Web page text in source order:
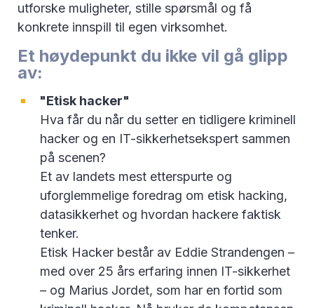
utforske muligheter, stille spørsmål og få
konkrete innspill til egen virksomhet.
Et høydepunkt du ikke vil gå glipp
av:
"Etisk hacker"
Hva får du når du setter en tidligere kriminell
hacker og en IT-sikkerhetsekspert sammen
på scenen?
Et av landets mest etterspurte og
uforglemmelige foredrag om etisk hacking,
datasikkerhet og hvordan hackere faktisk
tenker.
Etisk Hacker består av Eddie Strandengen –
med over 25 års erfaring innen IT-sikkerhet
– og Marius Jordet, som har en fortid som